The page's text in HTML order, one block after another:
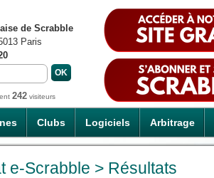
Clubs Logiciels Arbitrage
de Scrabble
Paris
242 visiteurs
e-Scrabble > Résultats